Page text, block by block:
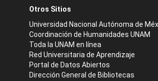
Otros Sitios
Universidad Nacional Autónoma de
Coordinación de Humanidades UNAM
Toda la UNAM en línea
Red Universitaria de Aprendizaje
Portal de Datos Abiertos
Dirección General de Bibliotecas